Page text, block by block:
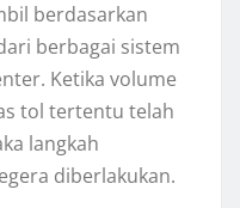
berdasarkan
berbagai sistem
Ketika volume
tol tertentu telah
langkah
diberlakukan.